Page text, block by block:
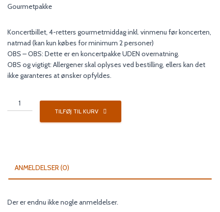
Gourmetpakke
Koncertbillet, 4-retters gourmetmiddag inkl. vinmenu før koncerten,
natmad (kan kun købes for minimum 2 personer)
OBS – OBS: Dette er en koncertpakke UDEN overnatning.
OBS og vigtigt: Allergener skal oplyses ved bestilling, ellers kan det
ikke garanteres at ønsker opfyldes.
Koncertpakke
5
TILFØJ TIL KURV
ANMELDELSER (0)
Der er endnu ikke nogle anmeldelser.